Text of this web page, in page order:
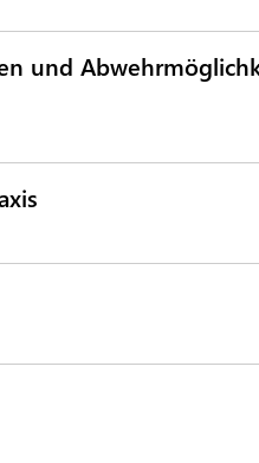
und